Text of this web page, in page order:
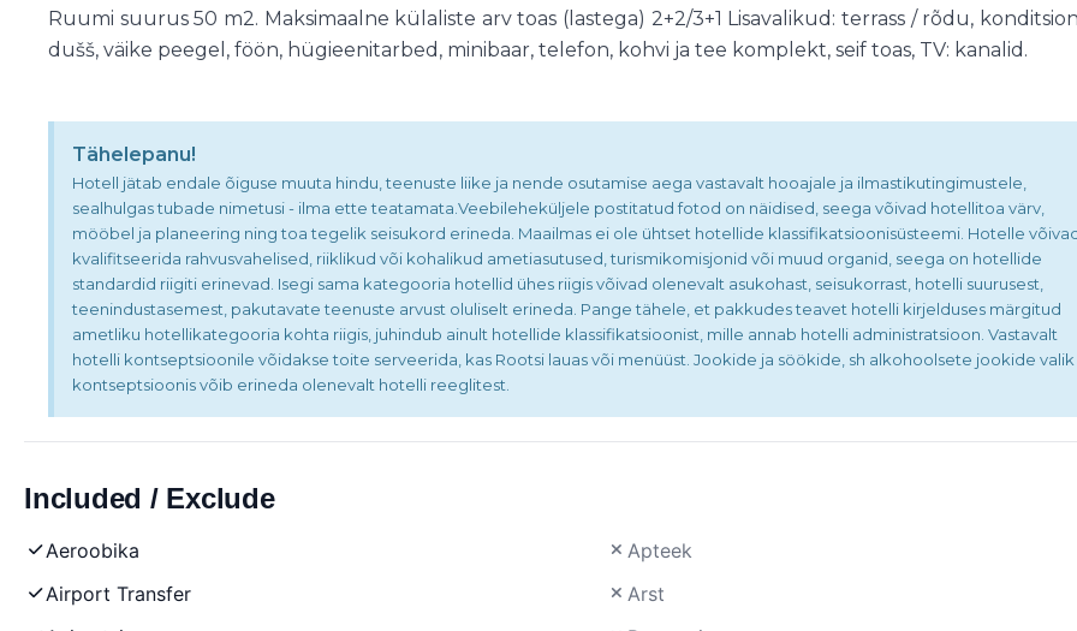
Ruumi suurus 50 m2. Maksimaalne külaliste arv toas (lastega) 2+2/3+1 Lisavalikud: terrass / rõdu,
dušš, väike peegel, föön, hügieenitarbed, minibaar, telefon, kohvi ja tee komplekt, seif toas, TV: kanalid.
Tähelepanu!
Hotell jätab endale õiguse muuta hindu, teenuste liike ja nende osutamise aega vastavalt hooajale ja ilmastikutingimustele,
sealhulgas tubade nimetusi - ilma ette teatamata.Veebileheküljele postitatud fotod on näidised, seega võivad hotellitoa värv,
mööbel ja planeering ning toa tegelik seisukord erineda. Maailmas ei ole ühtset hotellide klassifikatsioonisüsteemi. Hotelle
kvalifitseerida rahvusvahelised, riiklikud või kohalikud ametiasutused, turismikomisjonid või muud organid, seega on hotellide
standardid riigiti erinevad. Isegi sama kategooria hotellid ühes riigis võivad olenevalt asukohast, seisukorrast, hotelli suurusest,
teenindustasemest, pakutavate teenuste arvust oluliselt erineda. Pange tähele, et pakkudes teavet hotelli kirjelduses märgitud
ametliku hotellikategooria kohta riigis, juhindub ainult hotellide klassifikatsioonist, mille annab hotelli administratsioon. Vastavalt
hotelli kontseptsioonile võidakse toite serveerida, kas Rootsi lauas või menüüst. Jookide ja söökide, sh alkohoolsete jookide valik
kontseptsioonis võib erineda olenevalt hotelli reeglitest.
Included / Exclude
Aeroobika
Airport Transfer
Apteek
Arst